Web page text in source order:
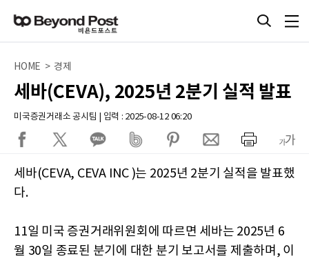
HOME > 경제
세바(CEVA), 2025년 2분기 실적 발표
미국증권거래소 공시팀 | 입력 : 2025-08-12 06:20
세바(CEVA, CEVA INC )는 2025년 2분기 실적을 발표했
다.
11일 미국 증권거래위원회에 따르면 세바는 2025년 6
월 30일 종료된 분기에 대한 분기 보고서를 제출하며, 이